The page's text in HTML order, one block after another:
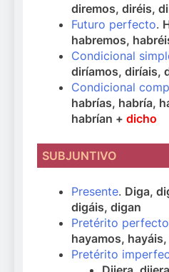
diremos, diréis,
Futuro perfecto.
habremos,
Condicional
diríamos, diríais,
Condicional
habrías, habría,
habrían + dicho
SUBJUNTIVO
Presente. Diga,
digáis, digan
Pretérito perfecto
hayamos,
Pretérito